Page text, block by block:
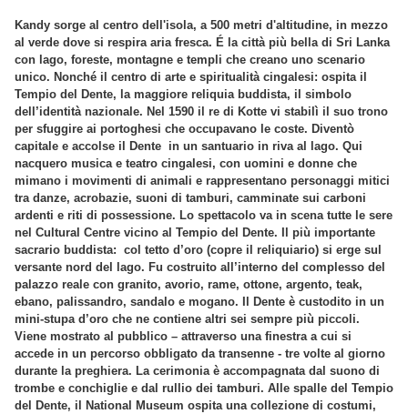
Kandy sorge al centro dell'isola, a 500 metri d'altitudine, in mezzo
al verde dove si respira aria fresca. É la città più bella di Sri Lanka
con lago, foreste, montagne e templi che creano uno scenario
unico. Nonché il centro di arte e spiritualità cingalesi: ospita il
Tempio del Dente, la maggiore reliquia buddista, il simbolo
dell’identità nazionale. Nel 1590 il re di Kotte vi stabilì il suo trono
per sfuggire ai portoghesi che occupavano le coste. Diventò
capitale e accolse il Dente in un santuario in riva al lago. Qui
nacquero musica e teatro cingalesi, con uomini e donne che
mimano i movimenti di animali e rappresentano personaggi mitici
tra danze, acrobazie, suoni di tamburi, camminate sui carboni
ardenti e riti di possessione. Lo spettacolo va in scena tutte le sere
nel Cultural Centre vicino al Tempio del Dente. Il più importante
sacrario buddista: col tetto d’oro (copre il reliquiario) si erge sul
versante nord del lago. Fu costruito all’interno del complesso del
palazzo reale con granito, avorio, rame, ottone, argento, teak,
ebano, palissandro, sandalo e mogano. Il Dente è custodito in un
mini-stupa d’oro che ne contiene altri sei sempre più piccoli.
Viene mostrato al pubblico – attraverso una finestra a cui si
accede in un percorso obbligato da transenne - tre volte al giorno
durante la preghiera. La cerimonia è accompagnata dal suono di
trombe e conchiglie e dal rullio dei tamburi. Alle spalle del Tempio
del Dente, il National Museum ospita una collezione di costumi,